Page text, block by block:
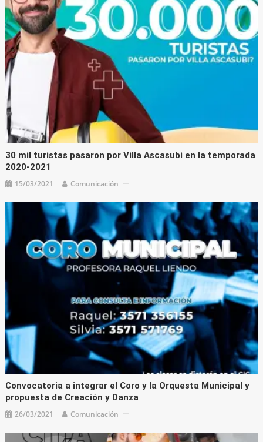
30 mil turistas pasaron por Villa Ascasubi en la temporada
2020-2021
15/03/2021 Comunicación
Convocatoria a integrar el Coro y la Orquesta Municipal y
propuesta de Creación y Danza
26/03/2021 Comunicación